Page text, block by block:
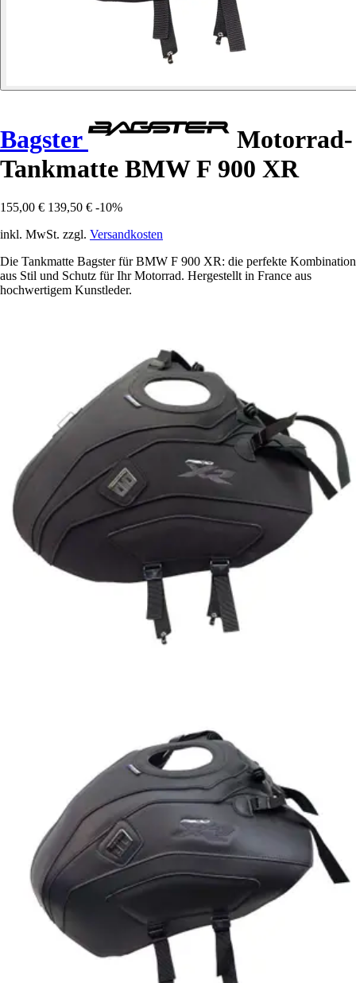
Bagster
Motorrad-
Tankmatte BMW F 900 XR
155,00 € 139,50 € -10%
inkl. MwSt. zzgl. Versandkosten
Die Tankmatte Bagster für BMW F 900 XR: die perfekte Kombination
aus Stil und Schutz für Ihr Motorrad. Hergestellt in France aus
hochwertigem Kunstleder.